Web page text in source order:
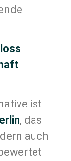
ist
, das
auch